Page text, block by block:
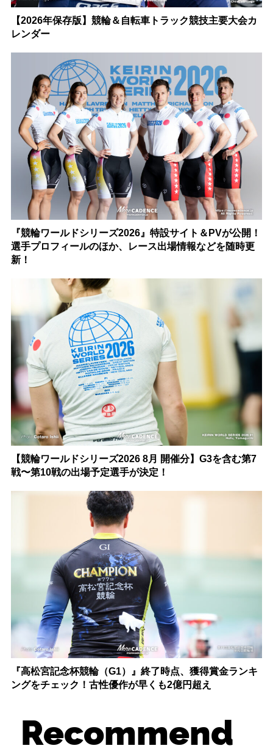
【2026年保存版】競輪＆自転車トラック競技主要大会カ
レンダー
『競輪ワールドシリーズ2026』特設サイト＆PVが公開！
選手プロフィールのほか、レース出場情報などを随時更
新！
【競輪ワールドシリーズ2026 8月 開催分】G3を含む第7
戦〜第10戦の出場予定選手が決定！
『高松宮記念杯競輪（G1）』終了時点、獲得賞金ランキ
ングをチェック！古性優作が早くも2億円超え
Recommend